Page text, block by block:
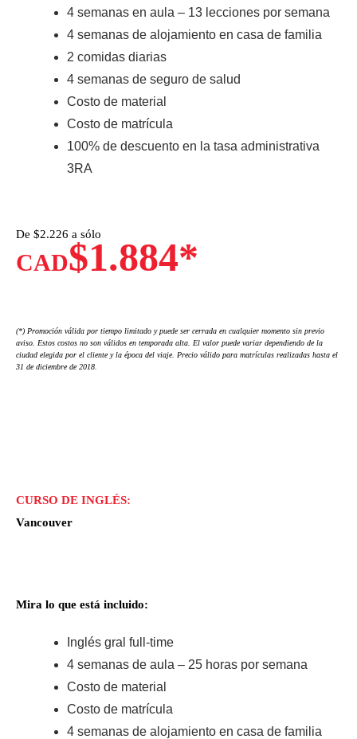
4 semanas en aula – 13 lecciones por semana
4 semanas de alojamiento en casa de familia
2 comidas diarias
4 semanas de seguro de salud
Costo de material
Costo de matrícula
100% de descuento en la tasa administrativa
3RA
De $2.226 a sólo
CAD$1.884*
(*) Promoción válida por tiempo limitado y puede ser cerrada en cualquier momento sin previo
aviso. Estos costos no son válidos en temporada alta. El valor puede variar dependiendo de la
ciudad elegida por el cliente y la época del viaje. Precio válido para matrículas realizadas hasta el
31 de diciembre de 2018.
CURSO DE INGLÉS:
Vancouver
Mira lo que está incluido:
Inglés gral full-time
4 semanas de aula – 25 horas por semana
Costo de material
Costo de matrícula
4 semanas de alojamiento en casa de familia